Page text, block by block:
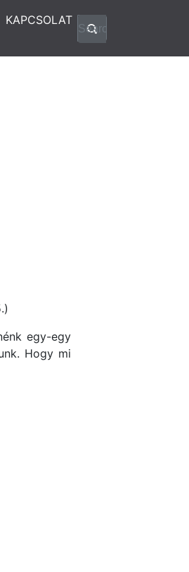
KAPCSOLAT
egy-egy
Hogy mi